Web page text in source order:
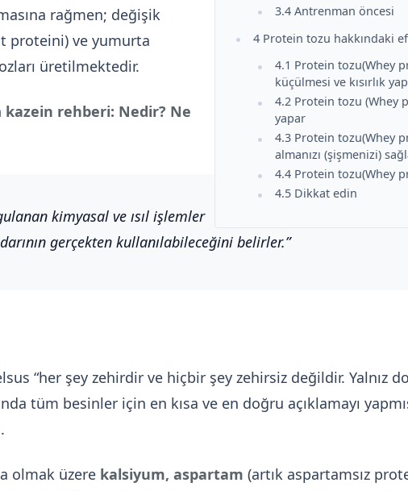
3.4 Antrenman öncesi
4 Protein tozu hakkındaki
4.1 Protein tozu(Whey
küçülmesi ve kısırlık
4.2 Protein tozu (Whey
yapar
4.3 Protein tozu(Whey
almanızı (şişmenizi)
4.4 Protein tozu(Whey
4.5 Dikkat edin
rağmen; değişik
proteini) ve yumurta
üretilmektedir.
kazein rehberi: Nedir? Ne
kimyasal ve ısıl işlemler
gerçekten kullanılabileceğini belirler.
“her şey zehirdir ve hiçbir şey zehirsiz değildir. Yalnız
tüm besinler için en kısa ve en doğru açıklamayı
olmak üzere kalsiyum, aspartam (artık aspartamsız